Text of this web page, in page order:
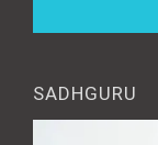
SADHGURU